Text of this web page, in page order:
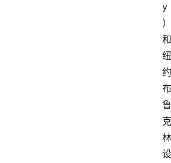
y
）
和
纽
约
布
鲁
克
林
设